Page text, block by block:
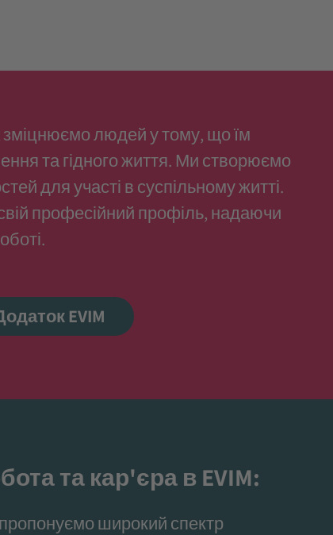
зміцнюємо людей у тому, що їм
та гідного життя. Ми створюємо
для участі в суспільному житті.
професійний профіль, надаючи
EVIM
та кар'єра в EVIM:
широкий спектр